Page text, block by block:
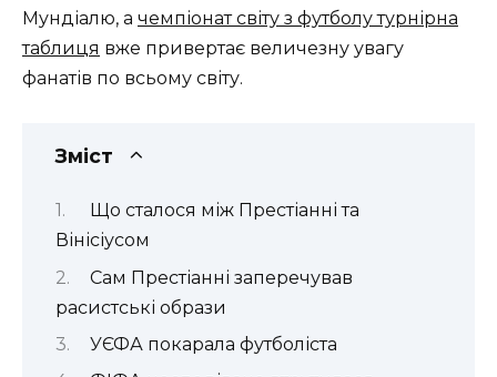
Мундіалю, а чемпіонат світу з футболу турнірна
таблиця вже привертає величезну увагу
фанатів по всьому світу.
Зміст
Що сталося між Престіанні та
Вінісіусом
Сам Престіанні заперечував
расистські образи
УЄФА покарала футболіста